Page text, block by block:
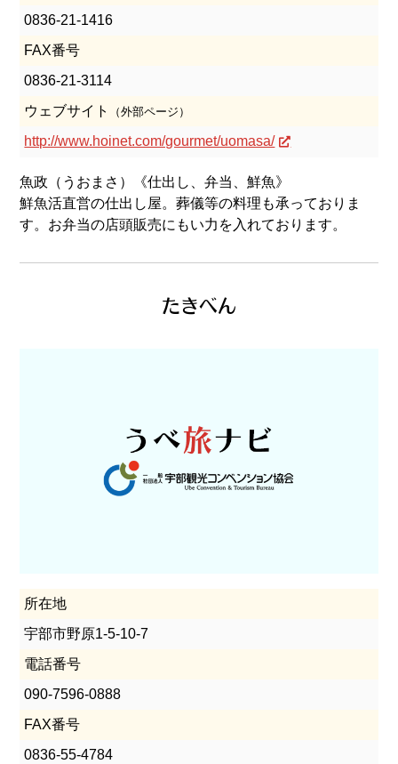
0836-21-1416
FAX番号
0836-21-3114
ウェブサイト
（外部ページ）
http://www.hoinet.com/gourmet/uomasa/
魚政（うおまさ）《仕出し、弁当、鮮魚》
鮮魚活直営の仕出し屋。葬儀等の料理も承っておりま
す。お弁当の店頭販売にもい力を入れております。
たきべん
所在地
宇部市野原1-5-10-7
電話番号
090-7596-0888
FAX番号
0836-55-4784